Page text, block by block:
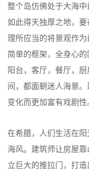
整个岛仿佛处于大海中
如此得天独厚之地，
理所应当的将景观作
简单的框架，全身心
阳台，客厅，餐厅，
间，都面朝迷人海景
变化而更加富有戏剧性
在希腊，人们生活在
海风。建筑师让房屋
立巨大的推拉门，打